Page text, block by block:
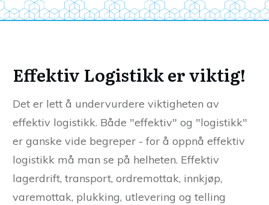
Effektiv Logistikk er viktig!
Det er lett å undervurdere viktigheten av
effektiv logistikk. Både "effektiv" og "logistikk"
er ganske vide begreper - for å oppnå effektiv
logistikk må man se på helheten. Effektiv
lagerdrift, transport, ordremottak, innkjøp,
varemottak, plukking, utlevering og telling